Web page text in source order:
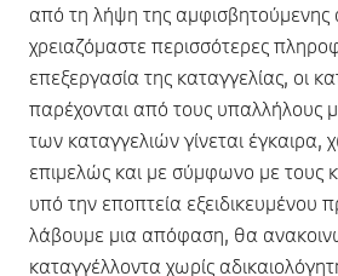
από τη λήψη της
χρειαζόμαστε περισσότερες
επεξεργασία της καταγγελίας, οι
παρέχονται από τους υπαλλήλους
των καταγγελιών γίνεται έγκαιρα,
επιμελώς και με σύμφωνο με τους
υπό την εποπτεία εξειδικευμένου
λάβουμε μια απόφαση, θα
καταγγέλλοντα χωρίς